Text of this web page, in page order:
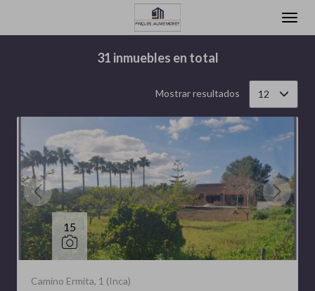
31 inmuebles en total
Mostrar resultados 12
15
Camino Ermita, 1 (Inca)